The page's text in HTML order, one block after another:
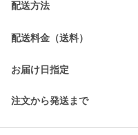
配送方法
配送料金（送料）
お届け日指定
注文から発送まで